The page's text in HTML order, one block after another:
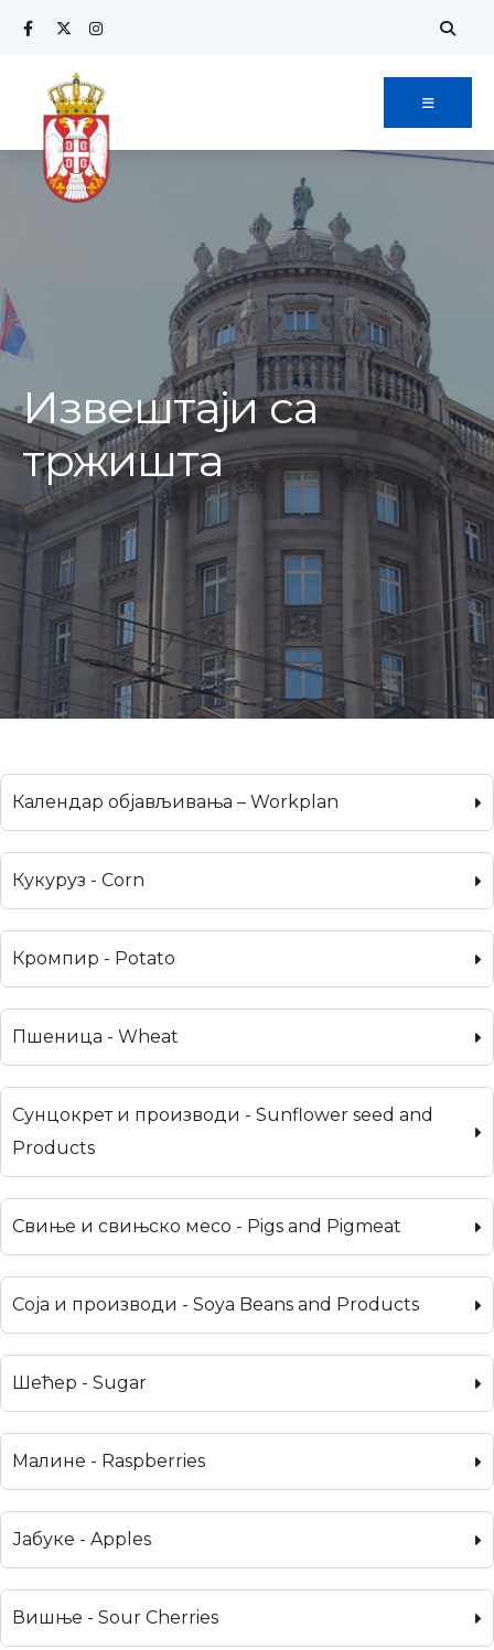
Извештаји са
тржишта
Календар објављивања – Workplan
Кукуруз - Corn
Кромпир - Potato
Пшеница - Wheat
Сунцокрет и производи - Sunflower seed and
Products
Свиње и свињско месо - Pigs and Pigmeat
Соја и производи - Soya Beans and Products
Шећер - Sugar
Малине - Raspberries
Јабуке - Apples
Вишње - Sour Cherries